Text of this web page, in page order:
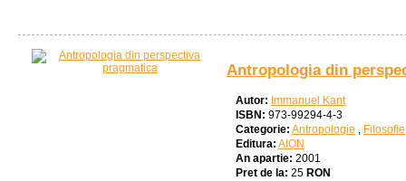
Antropologia din
Autor: Immanuel Kant
ISBN: 973-99294-4-3
Categorie: Antropologie , Filosofie
Editura: AION
An apartie: 2001
Pret de la: 25 RON